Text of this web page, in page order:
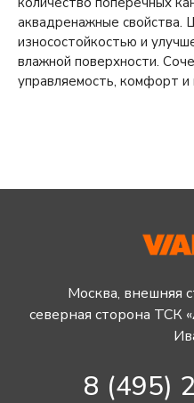
аквадренажные
износостойкостью и
влажной поверхности.
управляемость, комфорт и
Москва, внешняя
северная сторона ТСК
8 (495)